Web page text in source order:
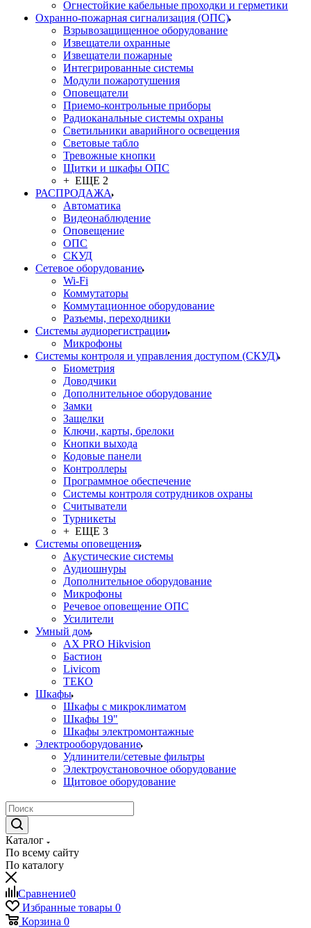
Огнестойкие кабельные проходки и герметики
Охранно-пожарная сигнализация (ОПС)
Взрывозащищенное оборудование
Извещатели охранные
Извещатели пожарные
Интегрированные системы
Модули пожаротушения
Оповещатели
Приемо-контрольные приборы
Радиоканальные системы охраны
Светильники аварийного освещения
Световые табло
Тревожные кнопки
Щитки и шкафы ОПС
+ ЕЩЕ 2
РАСПРОДАЖА
Автоматика
Видеонаблюдение
Оповещение
ОПС
СКУД
Сетевое оборудование
Wi-Fi
Коммутаторы
Коммутационное оборудование
Разъемы, переходники
Системы аудиорегистрации
Микрофоны
Системы контроля и управления доступом (СКУД)
Биометрия
Доводчики
Дополнительное оборудование
Замки
Защелки
Ключи, карты, брелоки
Кнопки выхода
Кодовые панели
Контроллеры
Программное обеспечение
Системы контроля сотрудников охраны
Считыватели
Турникеты
+ ЕЩЕ 3
Системы оповещения
Акустические системы
Аудиошнуры
Дополнительное оборудование
Микрофоны
Речевое оповещение ОПС
Усилители
Умный дом
AX PRO Hikvision
Бастион
Livicom
ТЕКО
Шкафы
Шкафы с микроклиматом
Шкафы 19"
Шкафы электромонтажные
Электрооборудование
Удлинители/сетевые фильтры
Электроустановочное оборудование
Щитовое оборудование
Каталог
По всему сайту
По каталогу
Сравнение0
Избранные товары 0
Корзина 0